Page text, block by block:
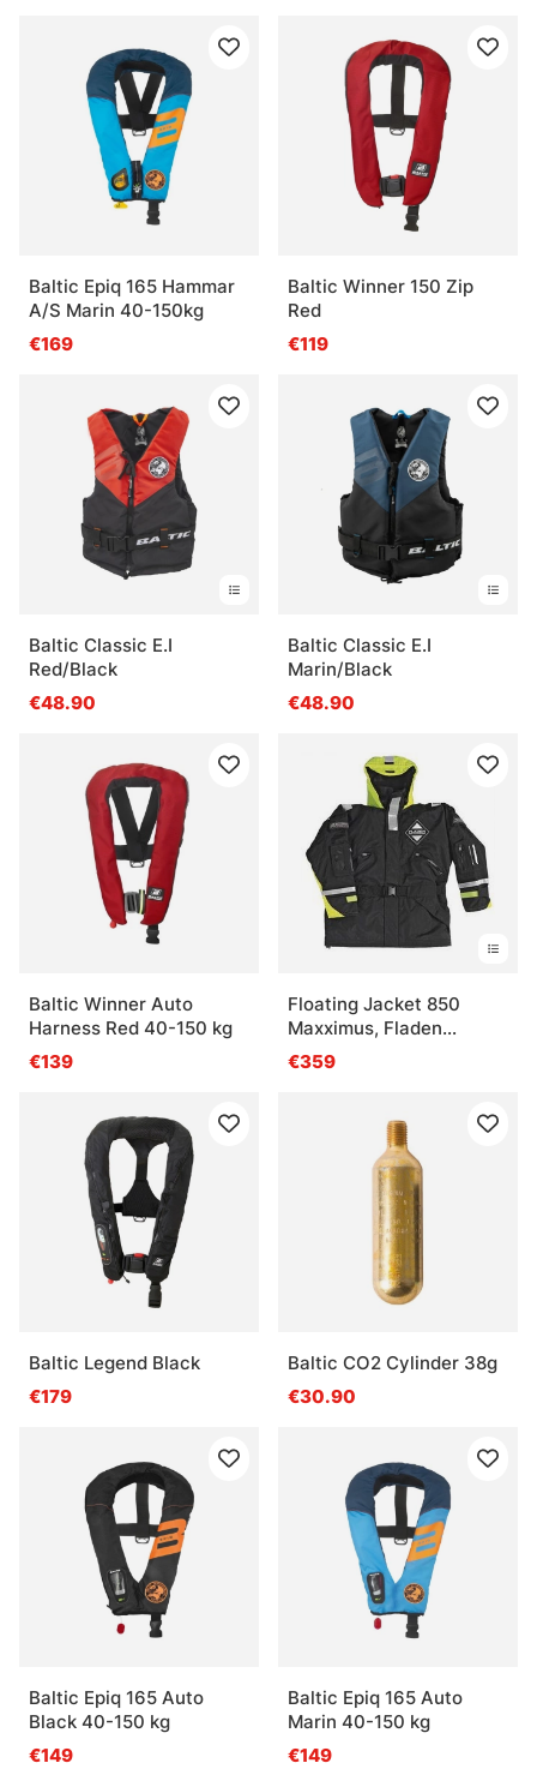
Baltic Epiq 165 Hammar
A/S Marin 40-150kg
€169
Baltic Winner 150 Zip
Red
€119
Baltic Classic E.I
Red/Black
€48.90
Baltic Classic E.I
Marin/Black
€48.90
Baltic Winner Auto
Harness Red 40-150 kg
€139
Floating Jacket 850
Maxximus, Fladen
Rescue System
€359
Baltic Legend Black
€179
Baltic CO2 Cylinder 38g
€30.90
Baltic Epiq 165 Auto
Black 40-150 kg
€149
Baltic Epiq 165 Auto
Marin 40-150 kg
€149